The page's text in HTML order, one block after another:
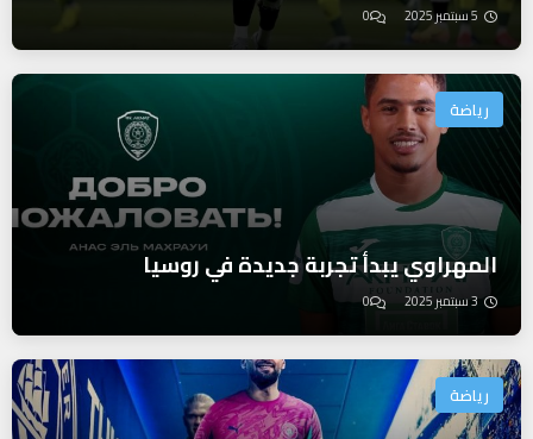
5 سبتمبر 2025 0
رياضة
المهراوي يبدأ تجربة جديدة في روسيا
3 سبتمبر 2025 0
رياضة